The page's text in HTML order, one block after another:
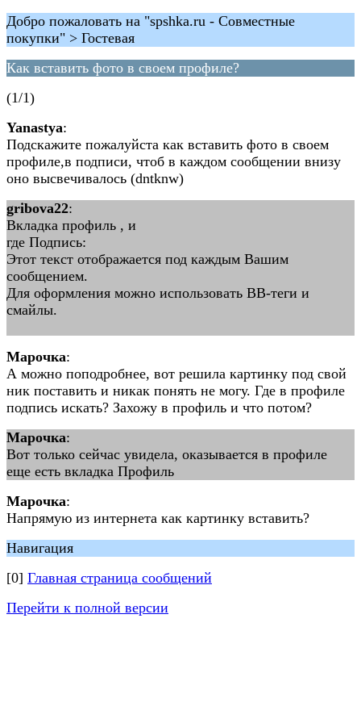
Добро пожаловать на "spshka.ru - Совместные
покупки" > Гостевая
Как вставить фото в своем профиле?
(1/1)
Yanastya:
Подскажите пожалуйста как вставить фото в своем
профиле,в подписи, чтоб в каждом сообщении внизу
оно высвечивалось (dntknw)
gribova22:
Вкладка профиль , и
где Подпись:
Этот текст отображается под каждым Вашим
сообщением.
Для оформления можно использовать BB-теги и
смайлы.
Марочка:
А можно поподробнее, вот решила картинку под свой
ник поставить и никак понять не могу. Где в профиле
подпись искать? Захожу в профиль и что потом?
Марочка:
Вот только сейчас увидела, оказывается в профиле
еще есть вкладка Профиль
Марочка:
Напрямую из интернета как картинку вставить?
Навигация
[0] Главная страница сообщений
Перейти к полной версии